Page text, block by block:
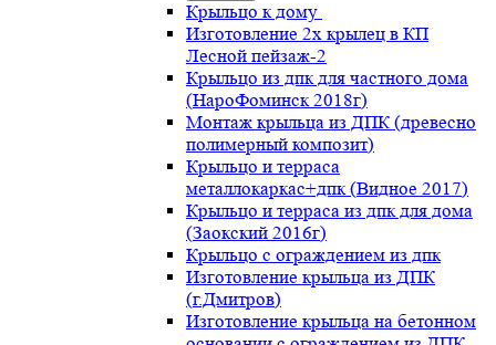
Крыльцо к дому
Изготовление 2х крылец в КП
Лесной пейзаж-2
Крыльцо из дпк для частного дома
(НароФоминск 2018г)
Монтаж крыльца из ДПК (древесно
полимерный композит)
Крыльцо и терраса
металлокаркас+дпк (Видное 2017)
Крыльцо и терраса из дпк для дома
(Заокский 2016г)
Крыльцо с ограждением из дпк
Изготовление крыльца из ДПК
(г.Дмитров)
Изготовление крыльца на бетонном